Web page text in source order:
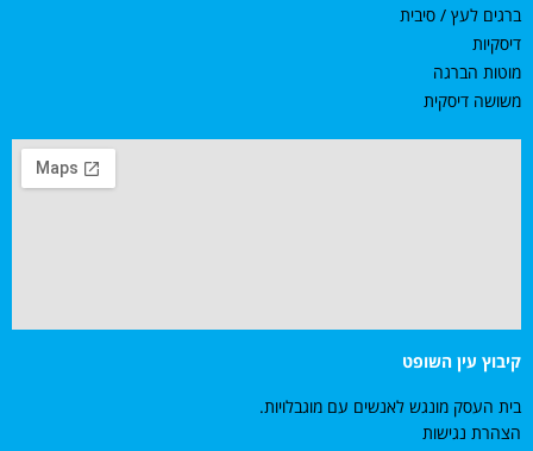
ברגים לעץ / סיבית
דיסקיות
מוטות הברגה
משושה דיסקית
קיבוץ עין השופט
בית העסק מונגש לאנשים עם מוגבלויות.
הצהרת נגישות